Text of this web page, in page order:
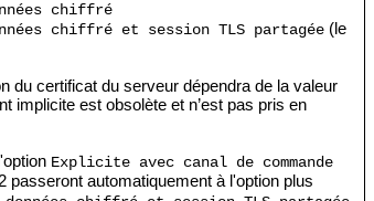
chiffré
chiffré et session TLS partagée (le
du certificat du serveur dépendra de la valeur
implicite est obsolète et n’est pas pris en
Explicite avec canal de commande
automatiquement à l'option plus